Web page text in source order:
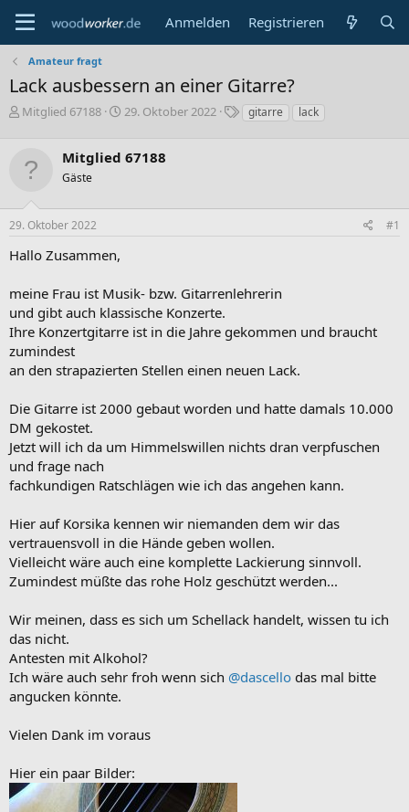
Anmelden Registrieren
Amateur fragt
Lack ausbessern an einer Gitarre?
E
l
e
Mitglied 67188
E
t
l
29. Oktober 2022
S
w
gitarre lack
Mitglied 67188
Gäste
29. Oktober 2022 #1
Hallo Zusammen,
meine Frau ist Musik- bzw. Gitarrenlehrerin
und gibt auch klassische Konzerte.
Ihre Konzertgitarre ist in die Jahre gekommen und braucht
zumindest
an den strapazierten Stellen einen neuen Lack.
Die Gitarre ist 2000 gebaut worden und hatte damals 10.000
DM gekostet.
Jetzt will ich da um Himmelswillen nichts dran verpfuschen
und frage nach
fachkundigen Ratschlägen wie ich das angehen kann.
Hier auf Korsika kennen wir niemanden dem wir das
vertrauensvoll in die Hände geben wollen.
Vielleicht wäre auch eine komplette Lackierung sinnvoll.
Zumindest müßte das rohe Holz geschützt werden...
Wir meinen, dass es sich um Schellack handelt, wissen tu ich
das nicht.
Antesten mit Alkohol?
Ich wäre auch sehr froh wenn sich @dascello das mal bitte
angucken könnte.
Vielen Dank im voraus
Hier ein paar Bilder: